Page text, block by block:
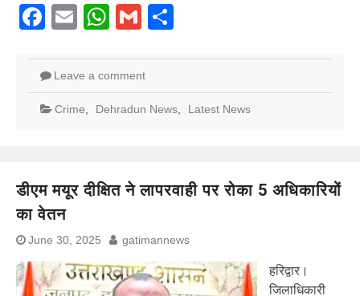
Facebook
EmailWhatsApp
Gmail
Leave a comment
Crime Dehradun News Latest News
डीएम मयूर दीक्षित ने लापरवाही पर रोका 5 अधिकारियों
का वेतन
June 30, 2025 gatimannews
हरिद्वार।
जिलाधिकारी